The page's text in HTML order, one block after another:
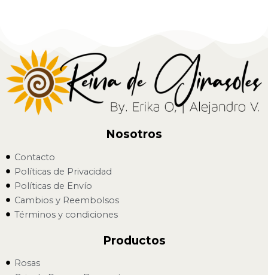
Nosotros
Contacto
Políticas de Privacidad
Políticas de Envío
Cambios y Reembolsos
Términos y condiciones
Productos
Rosas